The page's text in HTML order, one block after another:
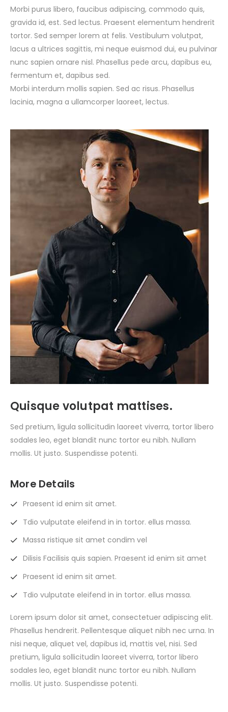
Morbi purus libero, faucibus adipiscing, commodo quis,
gravida id, est. Sed lectus. Praesent elementum hendrerit
tortor. Sed semper lorem at felis. Vestibulum volutpat,
lacus a ultrices sagittis, mi neque euismod dui, eu pulvinar
nunc sapien ornare nisl. Phasellus pede arcu, dapibus eu,
fermentum et, dapibus sed.
Morbi interdum mollis sapien. Sed ac risus. Phasellus
lacinia, magna a ullamcorper laoreet, lectus.
Quisque volutpat mattises.
Sed pretium, ligula sollicitudin laoreet viverra, tortor libero
sodales leo, eget blandit nunc tortor eu nibh. Nullam
mollis. Ut justo. Suspendisse potenti.
More Details
Praesent id enim sit amet.
Tdio vulputate eleifend in in tortor. ellus massa.
Massa ristique sit amet condim vel
Dilisis Facilisis quis sapien. Praesent id enim sit amet
Praesent id enim sit amet.
Tdio vulputate eleifend in in tortor. ellus massa.
Lorem ipsum dolor sit amet, consectetuer adipiscing elit.
Phasellus hendrerit. Pellentesque aliquet nibh nec urna. In
nisi neque, aliquet vel, dapibus id, mattis vel, nisi. Sed
pretium, ligula sollicitudin laoreet viverra, tortor libero
sodales leo, eget blandit nunc tortor eu nibh. Nullam
mollis. Ut justo. Suspendisse potenti.